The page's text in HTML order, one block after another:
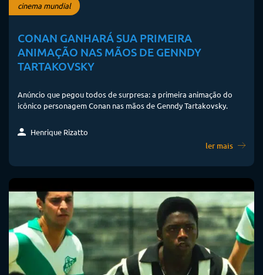
cinema mundial
CONAN GANHARÁ SUA PRIMEIRA
ANIMAÇÃO NAS MÃOS DE GENNDY
TARTAKOVSKY
Anúncio que pegou todos de surpresa: a primeira animação do
icônico personagem Conan nas mãos de Genndy Tartakovsky.
Henrique Rizatto
ler mais